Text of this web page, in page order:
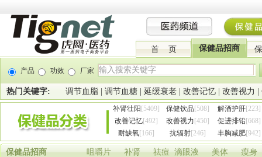
首 页 保健品招商
产品 功效 厂家
热门关键字: 调节血脂 调节血糖 延缓衰老 改善记忆 改善视力
补肾壮阳 [5409] 保健饮品 [508] 解酒护肝[223]
改善记忆[492] 改善视力 [450] 促进排铅[668]
耐缺氧[166] 抗辐射[246] 丰胸减肥[942]
保健品招商 咀嚼片 补肾 祛痘 滴眼液 美体 瘦身